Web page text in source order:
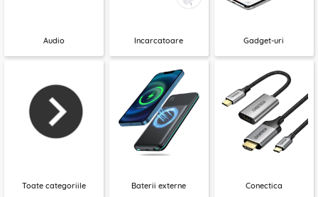
Audio Incarcatoare Gadget-uri
Toate categoriile Baterii externe Conectica